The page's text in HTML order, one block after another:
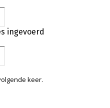
ingevoerd
keer.